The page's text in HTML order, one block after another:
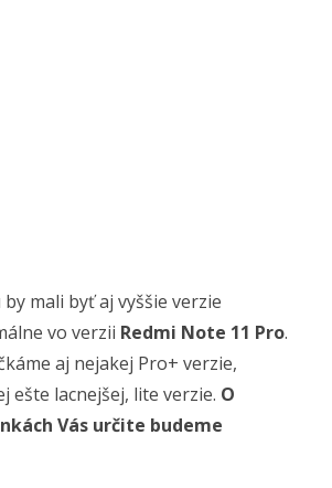
mali byť aj vyššie verzie
vo verzii Redmi Note 11 Pro.
aj nejakej Pro+ verzie,
ešte lacnejšej, lite verzie. O
Vás určite budeme